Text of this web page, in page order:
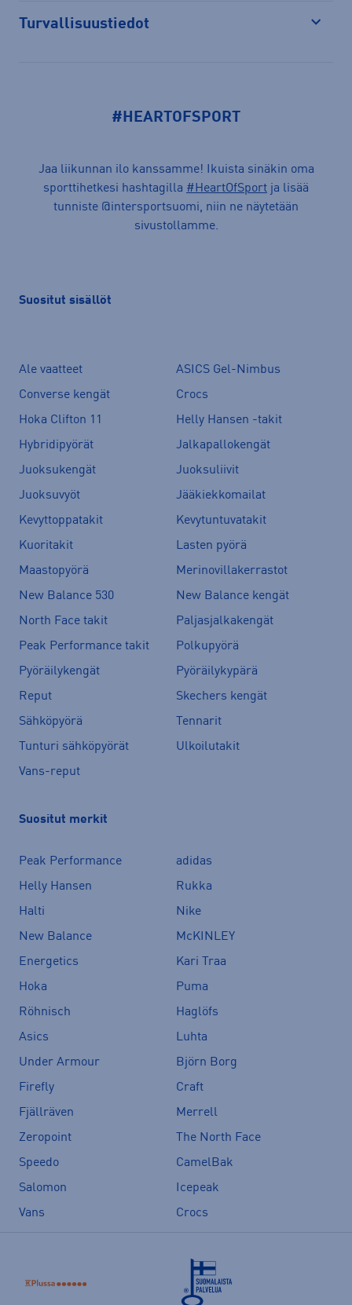
Turvallisuustiedot
#HEARTOFSPORT
Jaa liikunnan ilo kanssamme! Ikuista sinäkin oma
sporttihetkesi hashtagilla #HeartOfSport ja lisää
tunniste @intersportsuomi, niin ne näytetään
sivustollamme.
Suositut sisällöt
Ale vaatteet
ASICS Gel-Nimbus
Converse kengät
Crocs
Hoka Clifton 11
Helly Hansen -takit
Hybridipyörät
Jalkapallokengät
Juoksukengät
Juoksuliivit
Juoksuvyöt
Jääkiekkomailat
Kevyttoppatakit
Kevytuntuvatakit
Kuoritakit
Lasten pyörä
Maastopyörä
Merinovillakerrastot
New Balance 530
New Balance kengät
North Face takit
Paljasjalkakengät
Peak Performance takit
Polkupyörä
Pyöräilykengät
Pyöräilykypärä
Reput
Skechers kengät
Sähköpyörä
Tennarit
Tunturi sähköpyörät
Ulkoilutakit
Vans-reput
Suositut merkit
Peak Performance
adidas
Helly Hansen
Rukka
Halti
Nike
New Balance
McKINLEY
Energetics
Kari Traa
Hoka
Puma
Röhnisch
Haglöfs
Asics
Luhta
Under Armour
Björn Borg
Firefly
Craft
Fjällräven
Merrell
Zeropoint
The North Face
Speedo
CamelBak
Salomon
Icepeak
Vans
Crocs